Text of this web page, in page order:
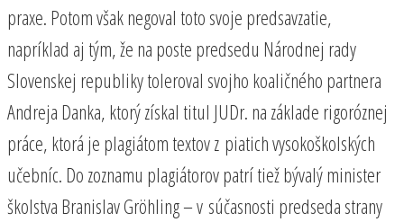
praxe. Potom však negoval toto svoje predsavzatie,
napríklad aj tým, že na poste predsedu Národnej rady
Slovenskej republiky toleroval svojho koaličného partnera
Andreja Danka, ktorý získal titul JUDr. na základe rigoróznej
práce, ktorá je plagiátom textov z piatich vysokoškolských
učebníc. Do zoznamu plagiátorov patrí tiež bývalý minister
školstva Branislav Gröhling – v súčasnosti predseda strany